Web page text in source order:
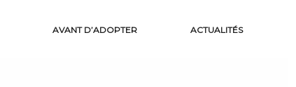
AVANT D’ADOPTER ACTUALITÉS